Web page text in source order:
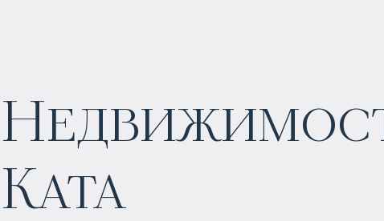
Ката
$ 871 975
Прогнозируемый доход
4% годовых